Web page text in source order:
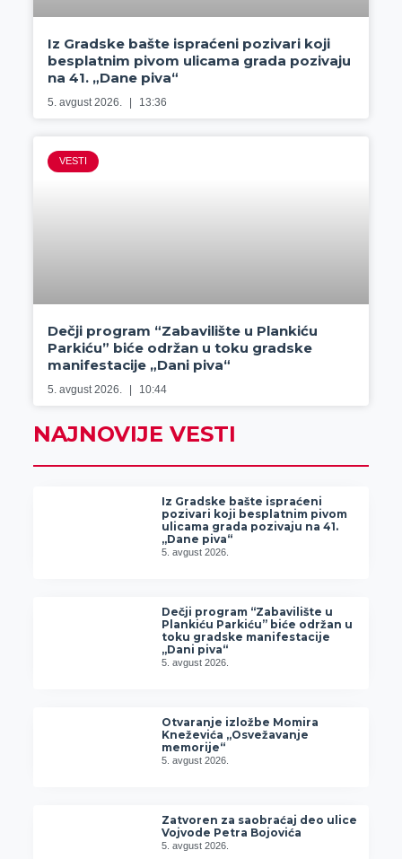
Iz Gradske bašte ispraćeni pozivari koji
besplatnim pivom ulicama grada pozivaju
na 41. „Dane piva“
5. avgust 2026. 13:36
VESTI
Dečji program “Zabavilište u Plankiću
Parkiću” biće održan u toku gradske
manifestacije „Dani piva“
5. avgust 2026. 10:44
NAJNOVIJE VESTI
Iz Gradske bašte ispraćeni
pozivari koji besplatnim pivom
ulicama grada pozivaju na 41.
„Dane piva“
5. avgust 2026.
Dečji program “Zabavilište u
Plankiću Parkiću” biće održan u
toku gradske manifestacije
„Dani piva“
5. avgust 2026.
Otvaranje izložbe Momira
Kneževića „Osvežavanje
memorije“
5. avgust 2026.
Zatvoren za saobraćaj deo ulice
Vojvode Petra Bojovića
5. avgust 2026.